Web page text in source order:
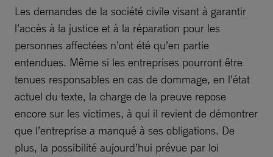
Les demandes de la société civile visant à garantir
l’accès à la justice et à la réparation pour les
personnes affectées n’ont été qu’en partie
entendues. Même si les entreprises pourront être
tenues responsables en cas de dommage, en l’état
actuel du texte, la charge de la preuve repose
encore sur les victimes, à qui il revient de démontrer
que l’entreprise a manqué à ses obligations. De
plus, la possibilité aujourd’hui prévue par loi